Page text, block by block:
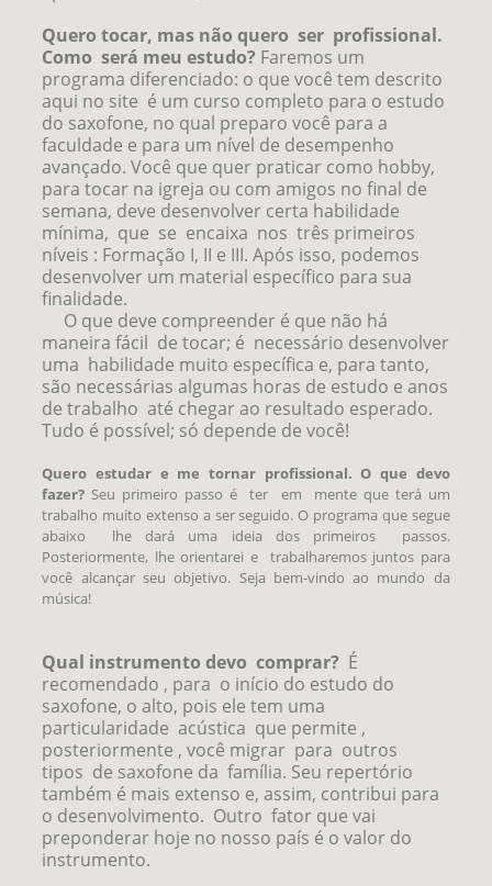
Quero tocar, mas não quero ser profissional.
Como será meu estudo? Faremos um
programa diferenciado: o que você tem descrito
aqui no site é um curso completo para o estudo
do saxofone, no qual preparo você para a
faculdade e para um nível de desempenho
avançado. Você que quer praticar como hobby,
para tocar na igreja ou com amigos no final de
semana, deve desenvolver certa habilidade
mínima, que se encaixa nos três primeiros
níveis : Formação I, II e III. Após isso, podemos
desenvolver um material específico para sua
finalidade.
O que deve compreender é que não há
maneira fácil de tocar; é necessário desenvolver
uma habilidade muito específica e, para tanto,
são necessárias algumas horas de estudo e anos
de trabalho até chegar ao resultado esperado.
Tudo é possível; só depende de você!
Quero estudar e me tornar profissional. O que devo
fazer? Seu primeiro passo é ter em mente que terá um
trabalho muito extenso a ser seguido. O programa que segue
abaixo lhe dará uma ideia dos primeiros passos.
Posteriormente, lhe orientarei e trabalharemos juntos para
você alcançar seu objetivo. Seja bem-vindo ao mundo da
música!
Qual instrumento devo comprar? É
recomendado , para o início do estudo do
saxofone, o alto, pois ele tem uma
particularidade acústica que permite ,
posteriormente , você migrar para outros
tipos de saxofone da família. Seu repertório
também é mais extenso e, assim, contribui para
o desenvolvimento. Outro fator que vai
preponderar hoje no nosso país é o valor do
instrumento.